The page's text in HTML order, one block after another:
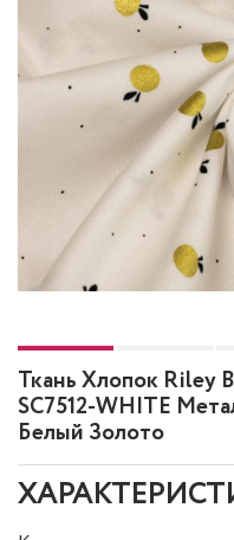
Ткань Хлопок Riley
SC7512-WHITE
Белый Золото